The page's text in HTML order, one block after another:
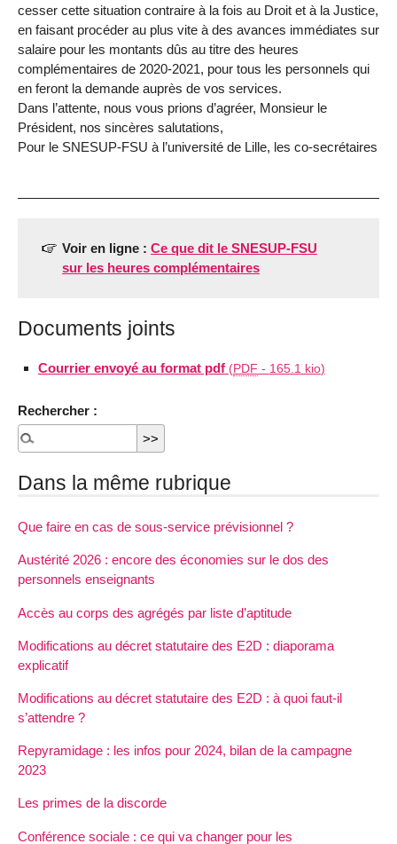
cesser cette situation contraire à la fois au Droit et à la Justice,
en faisant procéder au plus vite à des avances immédiates sur
salaire pour les montants dûs au titre des heures
complémentaires de 2020-2021, pour tous les personnels qui
en feront la demande auprès de vos services.
Dans l’attente, nous vous prions d’agréer, Monsieur le
Président, nos sincères salutations,
Pour le SNESUP-FSU à l’université de Lille, les co-secrétaires
Voir en ligne : Ce que dit le SNESUP-FSU
sur les heures complémentaires
Documents joints
Courrier envoyé au format pdf (PDF - 165.1 kio)
Rechercher :
Dans la même rubrique
Que faire en cas de sous-service prévisionnel ?
Austérité 2026 : encore des économies sur le dos des
personnels enseignants
Accès au corps des agrégés par liste d’aptitude
Modifications au décret statutaire des E2D : diaporama
explicatif
Modifications au décret statutaire des E2D : à quoi faut-il
s’attendre ?
Repyramidage : les infos pour 2024, bilan de la campagne
2023
Les primes de la discorde
Conférence sociale : ce qui va changer pour les